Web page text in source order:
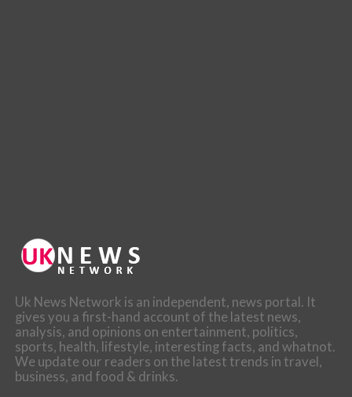
Uk News Network is an independent, news portal. It
gives you a first-hand account of the latest news,
analysis, and opinions on entertainment, politics,
sports, health, lifestyle, interesting facts, and whatnot.
We update our readers on the latest trends in travel,
business, and food & drinks.